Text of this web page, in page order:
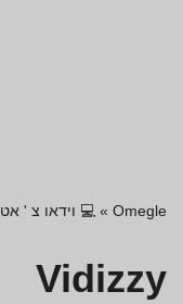
Omegle
» 💻 וידאו צ ' אט
Vidizzy